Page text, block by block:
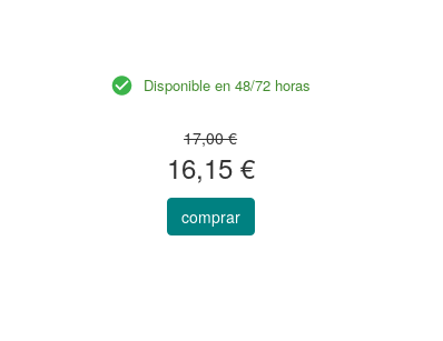
Disponible en 48/72 horas
17,00 €
16,15 €
comprar